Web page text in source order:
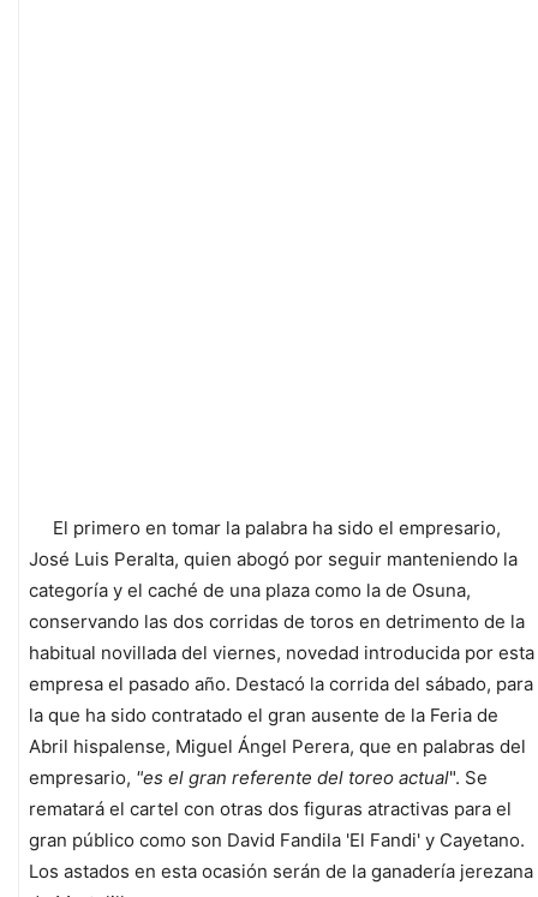
El primero en tomar la palabra ha sido el empresario,
José Luis Peralta, quien abogó por seguir manteniendo la
categoría y el caché de una plaza como la de Osuna,
conservando las dos corridas de toros en detrimento de la
habitual novillada del viernes, novedad introducida por esta
empresa el pasado año. Destacó la corrida del sábado, para
la que ha sido contratado el gran ausente de la Feria de
Abril hispalense, Miguel Ángel Perera, que en palabras del
empresario, "es el gran referente del toreo actual". Se
rematará el cartel con otras dos figuras atractivas para el
gran público como son David Fandila 'El Fandi' y Cayetano.
Los astados en esta ocasión serán de la ganadería jerezana